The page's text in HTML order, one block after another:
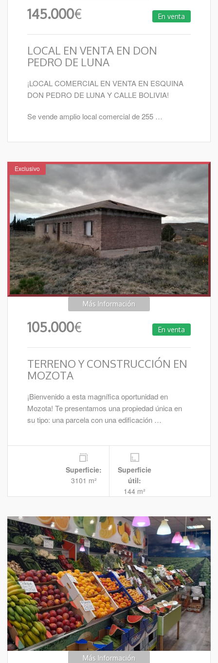
145.000€ En venta
LOCAL EN VENTA EN DON
PEDRO DE LUNA
¡LOCAL COMERCIAL EN VENTA EN ESQUINA
DON PEDRO DE LUNA Y CALLE BOLIVIA!
Se vende amplio local comercial de 255 …
Más Información
Exclusivo
105.000€ En venta
TERRENO Y CONSTRUCCIÓN EN
MOZOTA
¡Bienvenido a esta magnífica oportunidad en
Mozota! Te presentamos una propiedad única en
su tipo: una parcela con una edificación …
Superficie:
3101 m²
Superficie
útil:
144 m²
Más Información